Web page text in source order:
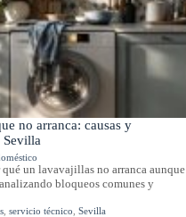
no arranca: causas y
Sevilla
un lavavajillas no arranca aunque
bloqueos comunes y
,servicio técnico ,Sevilla